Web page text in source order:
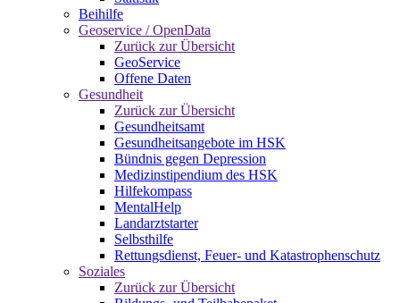
Beihilfe
Geoservice / OpenData
Zurück zur Übersicht
GeoService
Offene Daten
Gesundheit
Zurück zur Übersicht
Gesundheitsamt
Gesundheitsangebote im HSK
Bündnis gegen Depression
Medizinstipendium des HSK
Hilfekompass
MentalHelp
Landarztstarter
Selbsthilfe
Rettungsdienst, Feuer- und Katastrophenschutz
Soziales
Zurück zur Übersicht